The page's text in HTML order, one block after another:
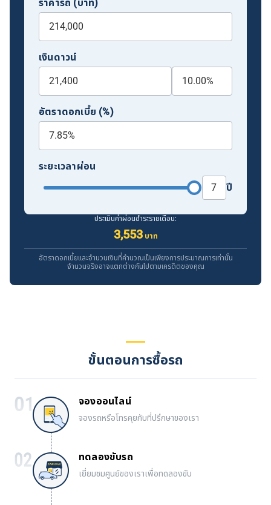
ราคารถ (บาท)
เงินดาวน์
อัตราดอกเบี้ย (%)
ระยะเวลาผ่อน
ปี
ประเมินค่าผ่อนชำระรายเดือน:
3,553 บาท
อัตราดอกเบี้ยและจำนวนเงินที่คำนวณเป็นเพียงการประมาณการเท่านั้น
จำนวนจริงอาจแตกต่างกันไปตามเครดิตของคุณ
ขั้นตอนการซื้อรถ
จองออนไลน์
จองรถหรือโทรคุยกับที่ปรึกษาของเรา
ทดลองขับรถ
เยี่ยมชมศูนย์ของเราเพื่อทดลองขับ